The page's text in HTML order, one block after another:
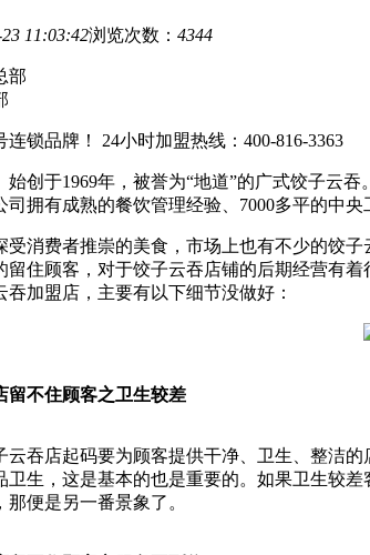
11:03:42浏览次数： 4344
锁品牌！ 24小时加盟热线：400-816-3363
始创于1969年，被誉为“地道”的广式饺子云
司拥有成熟的餐饮管理经验、7000多平的中
受消费者推崇的美食，市场上也有不少的饺
留住顾客，对于饺子云吞店铺的后期经营有
吞加盟店，主要有以下细节没做好：
留不住顾客之卫生较差
云吞店起码要为顾客提供干净、卫生、整洁
卫生，这是基本的也是重要的。如果卫生较
便是另一番景象了。